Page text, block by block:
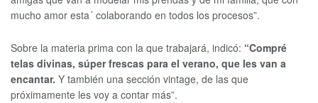
mucho amor esta´ colaborando en todos los procesos”.
Sobre la materia prima con la que trabajará, indicó: “Compré
telas divinas, súper frescas para el verano, que les van a
encantar. Y también una sección vintage, de las que
próximamente les voy a contar más”.